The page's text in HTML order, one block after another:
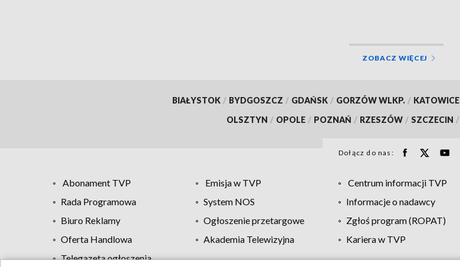
ZOBACZ WIĘCEJ
BIAŁYSTOK / BYDGOSZCZ / GDAŃSK / GORZÓW WLKP. / KATOWICE
OLSZTYN / OPOLE / POZNAŃ / RZESZÓW / SZCZECIN /
Dołącz do nas:
Abonament TVP Emisja w TVP Centrum informacji TVP
Rada Programowa
System NOS Informacje o nadawcy
Biuro Reklamy
Ogłoszenie przetargowe Zgłoś program (ROPAT)
Oferta Handlowa
Akademia Telewizyjna Kariera w TVP
Telegazeta ogłoszenia